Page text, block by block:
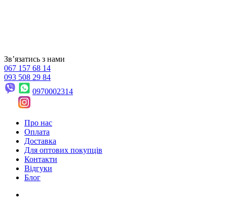
Звʼязатись з нами
067 157 68 14
093 508 29 84
0970002314
Про нас
Оплата
Доставка
Для оптових покупців
Контакти
Відгуки
Блог